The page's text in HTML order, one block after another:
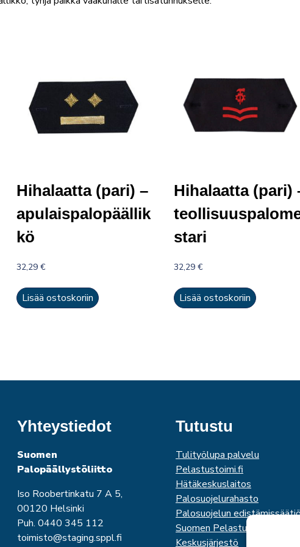
Hihalaatta (pari) –
apulaispalopäällik
kö
32,29 €
Lisää ostoskoriin
Hihalaatta (pari)
stari
32,29 €
Lisää ostoskoriin
Yhteystiedot
Suomen
Palopäällystöliitto
Iso Roobertinkatu 7 A 5,
00120 Helsinki
Puh. 0440 345 112
toimisto@staging.sppl.fi
Tutustu
Tulityölupa palvelu
Pelastustoimi.fi
Hätäkeskuslaitos
Palosuojelurahasto
Palosuojelun
Suomen Pelastusalan
Keskusjärjestö